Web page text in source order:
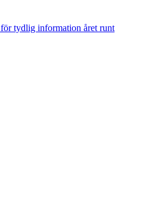
tydlig information året runt